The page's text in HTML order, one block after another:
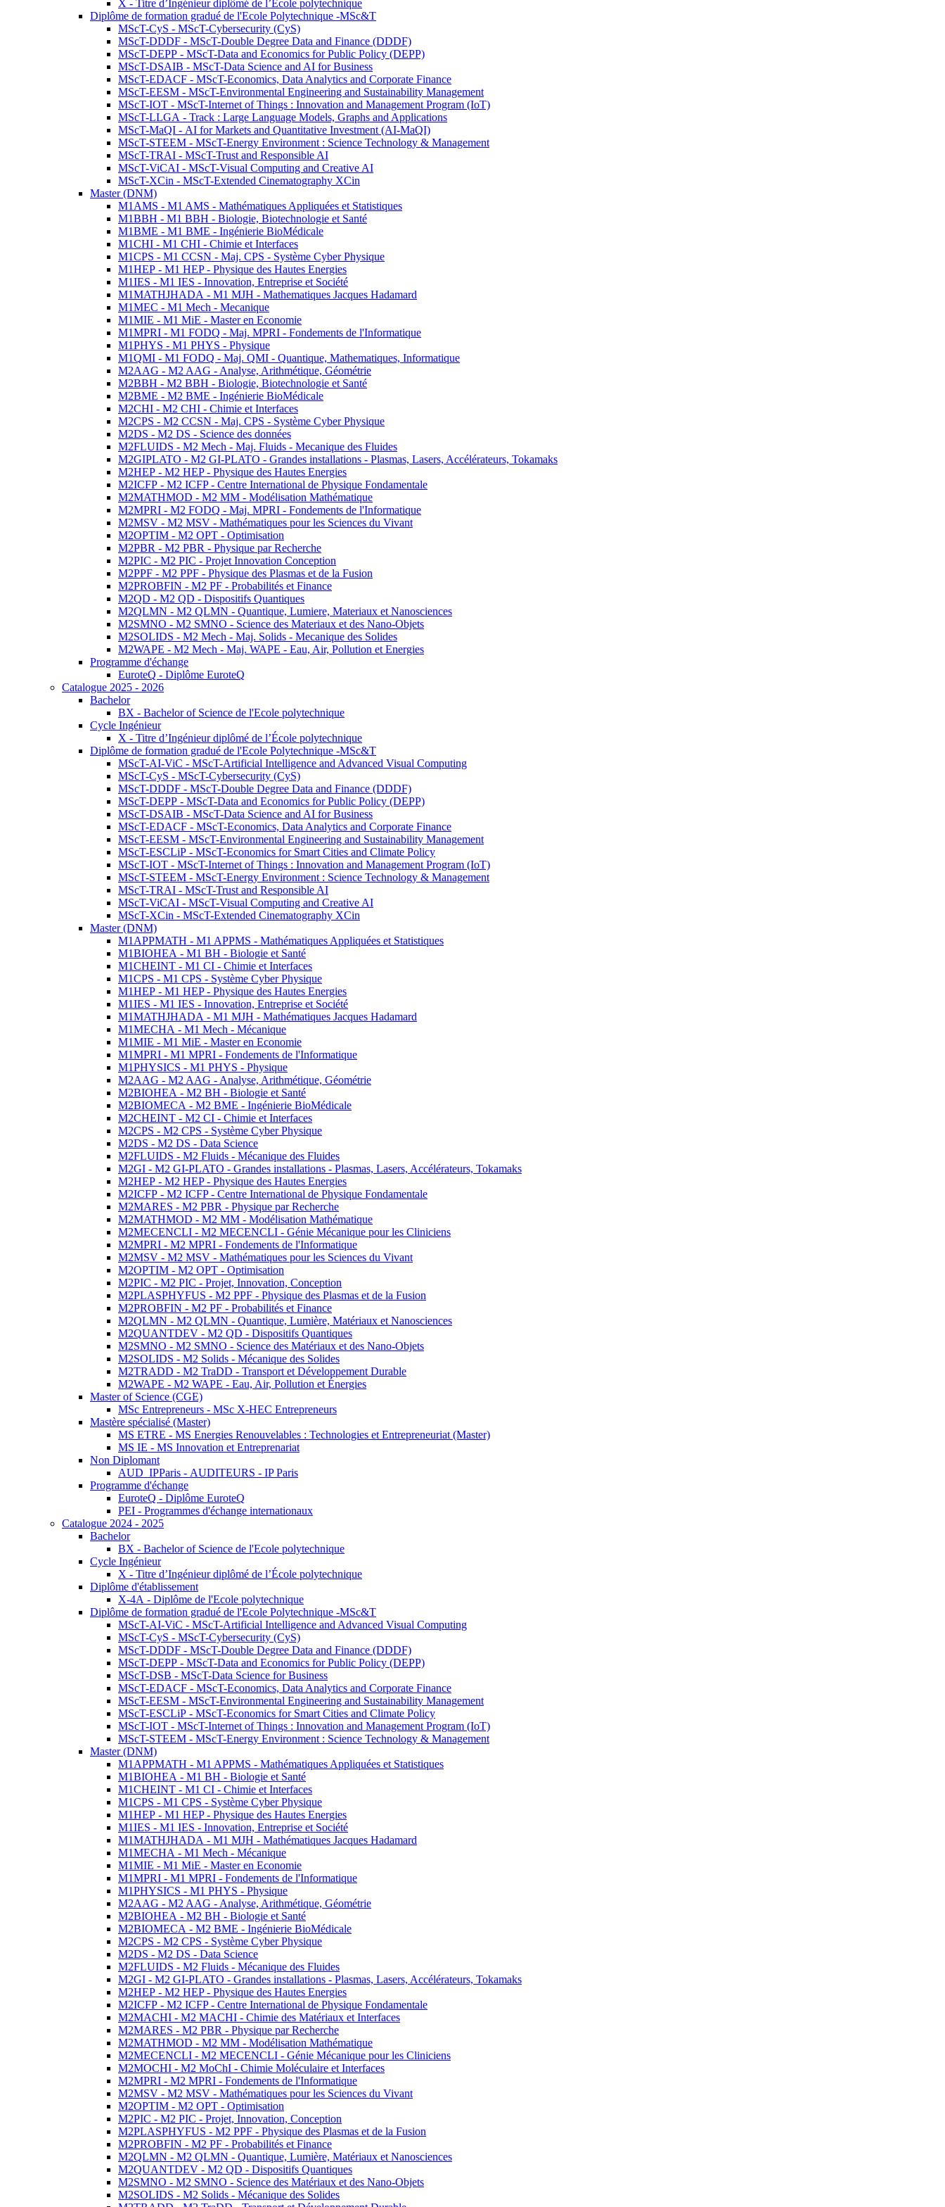
X - Titre d’Ingénieur diplômé de l’École polytechnique
Diplôme de formation gradué de l'Ecole Polytechnique -MSc&T
MScT-CyS - MScT-Cybersecurity (CyS)
MScT-DDDF - MScT-Double Degree Data and Finance (DDDF)
MScT-DEPP - MScT-Data and Economics for Public Policy (DEPP)
MScT-DSAIB - MScT-Data Science and AI for Business
MScT-EDACF - MScT-Economics, Data Analytics and Corporate Finance
MScT-EESM - MScT-Environmental Engineering and Sustainability Management
MScT-IOT - MScT-Internet of Things : Innovation and Management Program (IoT)
MScT-LLGA - Track : Large Language Models, Graphs and Applications
MScT-MaQI - AI for Markets and Quantitative Investment (AI-MaQI)
MScT-STEEM - MScT-Energy Environment : Science Technology & Management
MScT-TRAI - MScT-Trust and Responsible AI
MScT-ViCAI - MScT-Visual Computing and Creative AI
MScT-XCin - MScT-Extended Cinematography XCin
Master (DNM)
M1AMS - M1 AMS - Mathématiques Appliquées et Statistiques
M1BBH - M1 BBH - Biologie, Biotechnologie et Santé
M1BME - M1 BME - Ingénierie BioMédicale
M1CHI - M1 CHI - Chimie et Interfaces
M1CPS - M1 CCSN - Maj. CPS - Système Cyber Physique
M1HEP - M1 HEP - Physique des Hautes Energies
M1IES - M1 IES - Innovation, Entreprise et Société
M1MATHJHADA - M1 MJH - Mathematiques Jacques Hadamard
M1MEC - M1 Mech - Mecanique
M1MIE - M1 MiE - Master en Economie
M1MPRI - M1 FODQ - Maj. MPRI - Fondements de l'Informatique
M1PHYS - M1 PHYS - Physique
M1QMI - M1 FODQ - Maj. QMI - Quantique, Mathematiques, Informatique
M2AAG - M2 AAG - Analyse, Arithmétique, Géométrie
M2BBH - M2 BBH - Biologie, Biotechnologie et Santé
M2BME - M2 BME - Ingénierie BioMédicale
M2CHI - M2 CHI - Chimie et Interfaces
M2CPS - M2 CCSN - Maj. CPS - Système Cyber Physique
M2DS - M2 DS - Science des données
M2FLUIDS - M2 Mech - Maj. Fluids - Mecanique des Fluides
M2GIPLATO - M2 GI-PLATO - Grandes installations - Plasmas, Lasers, Accélérateurs, Tokamaks
M2HEP - M2 HEP - Physique des Hautes Energies
M2ICFP - M2 ICFP - Centre International de Physique Fondamentale
M2MATHMOD - M2 MM - Modélisation Mathématique
M2MPRI - M2 FODQ - Maj. MPRI - Fondements de l'Informatique
M2MSV - M2 MSV - Mathématiques pour les Sciences du Vivant
M2OPTIM - M2 OPT - Optimisation
M2PBR - M2 PBR - Physique par Recherche
M2PIC - M2 PIC - Projet Innovation Conception
M2PPF - M2 PPF - Physique des Plasmas et de la Fusion
M2PROBFIN - M2 PF - Probabilités et Finance
M2QD - M2 QD - Dispositifs Quantiques
M2QLMN - M2 QLMN - Quantique, Lumiere, Materiaux et Nanosciences
M2SMNO - M2 SMNO - Science des Materiaux et des Nano-Objets
M2SOLIDS - M2 Mech - Maj. Solids - Mecanique des Solides
M2WAPE - M2 Mech - Maj. WAPE - Eau, Air, Pollution et Energies
Programme d'échange
EuroteQ - Diplôme EuroteQ
Catalogue 2025 - 2026
Bachelor
BX - Bachelor of Science de l'Ecole polytechnique
Cycle Ingénieur
X - Titre d’Ingénieur diplômé de l’École polytechnique
Diplôme de formation gradué de l'Ecole Polytechnique -MSc&T
MScT-AI-ViC - MScT-Artificial Intelligence and Advanced Visual Computing
MScT-CyS - MScT-Cybersecurity (CyS)
MScT-DDDF - MScT-Double Degree Data and Finance (DDDF)
MScT-DEPP - MScT-Data and Economics for Public Policy (DEPP)
MScT-DSAIB - MScT-Data Science and AI for Business
MScT-EDACF - MScT-Economics, Data Analytics and Corporate Finance
MScT-EESM - MScT-Environmental Engineering and Sustainability Management
MScT-ESCLiP - MScT-Economics for Smart Cities and Climate Policy
MScT-IOT - MScT-Internet of Things : Innovation and Management Program (IoT)
MScT-STEEM - MScT-Energy Environment : Science Technology & Management
MScT-TRAI - MScT-Trust and Responsible AI
MScT-ViCAI - MScT-Visual Computing and Creative AI
MScT-XCin - MScT-Extended Cinematography XCin
Master (DNM)
M1APPMATH - M1 APPMS - Mathématiques Appliquées et Statistiques
M1BIOHEA - M1 BH - Biologie et Santé
M1CHEINT - M1 CI - Chimie et Interfaces
M1CPS - M1 CPS - Système Cyber Physique
M1HEP - M1 HEP - Physique des Hautes Energies
M1IES - M1 IES - Innovation, Entreprise et Société
M1MATHJHADA - M1 MJH - Mathématiques Jacques Hadamard
M1MECHA - M1 Mech - Mécanique
M1MIE - M1 MiE - Master en Economie
M1MPRI - M1 MPRI - Fondements de l'Informatique
M1PHYSICS - M1 PHYS - Physique
M2AAG - M2 AAG - Analyse, Arithmétique, Géométrie
M2BIOHEA - M2 BH - Biologie et Santé
M2BIOMECA - M2 BME - Ingénierie BioMédicale
M2CHEINT - M2 CI - Chimie et Interfaces
M2CPS - M2 CPS - Système Cyber Physique
M2DS - M2 DS - Data Science
M2FLUIDS - M2 Fluids - Mécanique des Fluides
M2GI - M2 GI-PLATO - Grandes installations - Plasmas, Lasers, Accélérateurs, Tokamaks
M2HEP - M2 HEP - Physique des Hautes Energies
M2ICFP - M2 ICFP - Centre International de Physique Fondamentale
M2MARES - M2 PBR - Physique par Recherche
M2MATHMOD - M2 MM - Modélisation Mathématique
M2MECENCLI - M2 MECENCLI - Génie Mécanique pour les Cliniciens
M2MPRI - M2 MPRI - Fondements de l'Informatique
M2MSV - M2 MSV - Mathématiques pour les Sciences du Vivant
M2OPTIM - M2 OPT - Optimisation
M2PIC - M2 PIC - Projet, Innovation, Conception
M2PLASPHYFUS - M2 PPF - Physique des Plasmas et de la Fusion
M2PROBFIN - M2 PF - Probabilités et Finance
M2QLMN - M2 QLMN - Quantique, Lumière, Matériaux et Nanosciences
M2QUANTDEV - M2 QD - Dispositifs Quantiques
M2SMNO - M2 SMNO - Science des Matériaux et des Nano-Objets
M2SOLIDS - M2 Solids - Mécanique des Solides
M2TRADD - M2 TraDD - Transport et Développement Durable
M2WAPE - M2 WAPE - Eau, Air, Pollution et Énergies
Master of Science (CGE)
MSc Entrepreneurs - MSc X-HEC Entrepreneurs
Mastère spécialisé (Master)
MS ETRE - MS Energies Renouvelables : Technologies et Entrepreneuriat (Master)
MS IE - MS Innovation et Entreprenariat
Non Diplomant
AUD_IPParis - AUDITEURS - IP Paris
Programme d'échange
EuroteQ - Diplôme EuroteQ
PEI - Programmes d'échange internationaux
Catalogue 2024 - 2025
Bachelor
BX - Bachelor of Science de l'Ecole polytechnique
Cycle Ingénieur
X - Titre d’Ingénieur diplômé de l’École polytechnique
Diplôme d'établissement
X-4A - Diplôme de l'Ecole polytechnique
Diplôme de formation gradué de l'Ecole Polytechnique -MSc&T
MScT-AI-ViC - MScT-Artificial Intelligence and Advanced Visual Computing
MScT-CyS - MScT-Cybersecurity (CyS)
MScT-DDDF - MScT-Double Degree Data and Finance (DDDF)
MScT-DEPP - MScT-Data and Economics for Public Policy (DEPP)
MScT-DSB - MScT-Data Science for Business
MScT-EDACF - MScT-Economics, Data Analytics and Corporate Finance
MScT-EESM - MScT-Environmental Engineering and Sustainability Management
MScT-ESCLiP - MScT-Economics for Smart Cities and Climate Policy
MScT-IOT - MScT-Internet of Things : Innovation and Management Program (IoT)
MScT-STEEM - MScT-Energy Environment : Science Technology & Management
Master (DNM)
M1APPMATH - M1 APPMS - Mathématiques Appliquées et Statistiques
M1BIOHEA - M1 BH - Biologie et Santé
M1CHEINT - M1 CI - Chimie et Interfaces
M1CPS - M1 CPS - Système Cyber Physique
M1HEP - M1 HEP - Physique des Hautes Energies
M1IES - M1 IES - Innovation, Entreprise et Société
M1MATHJHADA - M1 MJH - Mathématiques Jacques Hadamard
M1MECHA - M1 Mech - Mécanique
M1MIE - M1 MiE - Master en Economie
M1MPRI - M1 MPRI - Fondements de l'Informatique
M1PHYSICS - M1 PHYS - Physique
M2AAG - M2 AAG - Analyse, Arithmétique, Géométrie
M2BIOHEA - M2 BH - Biologie et Santé
M2BIOMECA - M2 BME - Ingénierie BioMédicale
M2CPS - M2 CPS - Système Cyber Physique
M2DS - M2 DS - Data Science
M2FLUIDS - M2 Fluids - Mécanique des Fluides
M2GI - M2 GI-PLATO - Grandes installations - Plasmas, Lasers, Accélérateurs, Tokamaks
M2HEP - M2 HEP - Physique des Hautes Energies
M2ICFP - M2 ICFP - Centre International de Physique Fondamentale
M2MACHI - M2 MACHI - Chimie des Matériaux et Interfaces
M2MARES - M2 PBR - Physique par Recherche
M2MATHMOD - M2 MM - Modélisation Mathématique
M2MECENCLI - M2 MECENCLI - Génie Mécanique pour les Cliniciens
M2MOCHI - M2 MoChI - Chimie Moléculaire et Interfaces
M2MPRI - M2 MPRI - Fondements de l'Informatique
M2MSV - M2 MSV - Mathématiques pour les Sciences du Vivant
M2OPTIM - M2 OPT - Optimisation
M2PIC - M2 PIC - Projet, Innovation, Conception
M2PLASPHYFUS - M2 PPF - Physique des Plasmas et de la Fusion
M2PROBFIN - M2 PF - Probabilités et Finance
M2QLMN - M2 QLMN - Quantique, Lumière, Matériaux et Nanosciences
M2QUANTDEV - M2 QD - Dispositifs Quantiques
M2SMNO - M2 SMNO - Science des Matériaux et des Nano-Objets
M2SOLIDS - M2 Solids - Mécanique des Solides